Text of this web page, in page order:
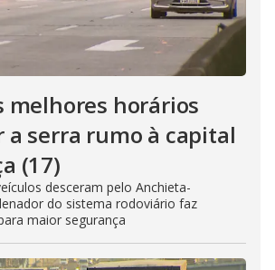
melhores horários
a serra rumo à capital
(17)
desceram pelo Anchieta-
do sistema rodoviário faz
maior segurança